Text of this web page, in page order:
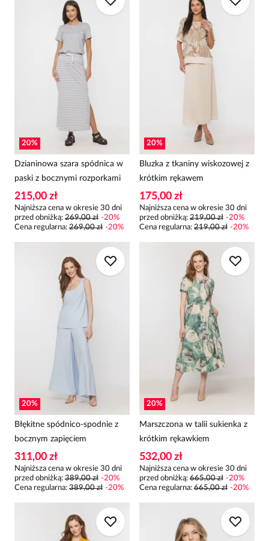
20%
Dzianinowa szara spódnica w
paski z bocznymi rozporkami
215,00 zł
Najniższa cena w okresie 30 dni
przed obniżką: 269,00 zł -20%
Cena regularna: 269,00 zł -20%
20%
Bluzka z tkaniny wiskozowej z
krótkim rękawem
175,00 zł
Najniższa cena w okresie 30 dni
przed obniżką: 219,00 zł -20%
Cena regularna: 219,00 zł -20%
20%
Błękitne spódnico-spodnie z
bocznym zapięciem
311,00 zł
Najniższa cena w okresie 30 dni
przed obniżką: 389,00 zł -20%
Cena regularna: 389,00 zł -20%
20%
Marszczona w talii sukienka z
krótkim rękawkiem
532,00 zł
Najniższa cena w okresie 30 dni
przed obniżką: 665,00 zł -20%
Cena regularna: 665,00 zł -20%